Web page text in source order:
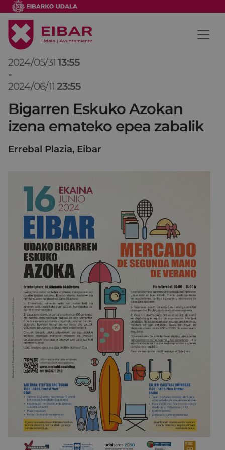
2024/05/31 13:55
-
2024/06/11 23:55
Bigarren Eskuko Azokan
izena emateko epea zabalik
Errebal Plazia, Eibar